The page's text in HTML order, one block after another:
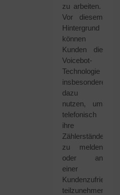
zu arbeiten.
Vor diesem
Hintergrund
können
Kunden die
Voicebot-
Technologie
insbesondere
dazu
nutzen, um
telefonisch
ihre
Zählerstände
zu melden
oder an
einer
teilzunehmen.